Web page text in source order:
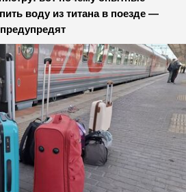
воду из титана в поезде —